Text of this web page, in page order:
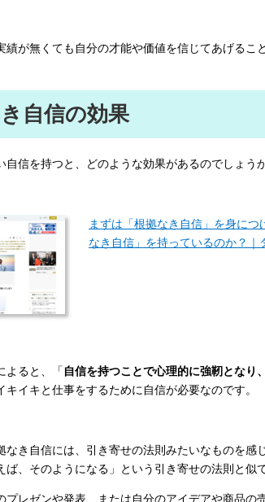
績が無くても自分の才能や価値を信じてあげるこ
自信の効果
自信を持つと、どのような効果があるのでしょうか
まずは「根拠なき自信」を身に
なき自信」を持っているのか？｜
よると、「 自信を持つことで心理的に強靭となり
キイキと仕事をするために自信が必要なのです。
なき自信には、引き寄せの法則みたいなものを感
ば、そのようになる」という引き寄せの法則と似
プレゼンや発表、または自分のアイデアや商品の